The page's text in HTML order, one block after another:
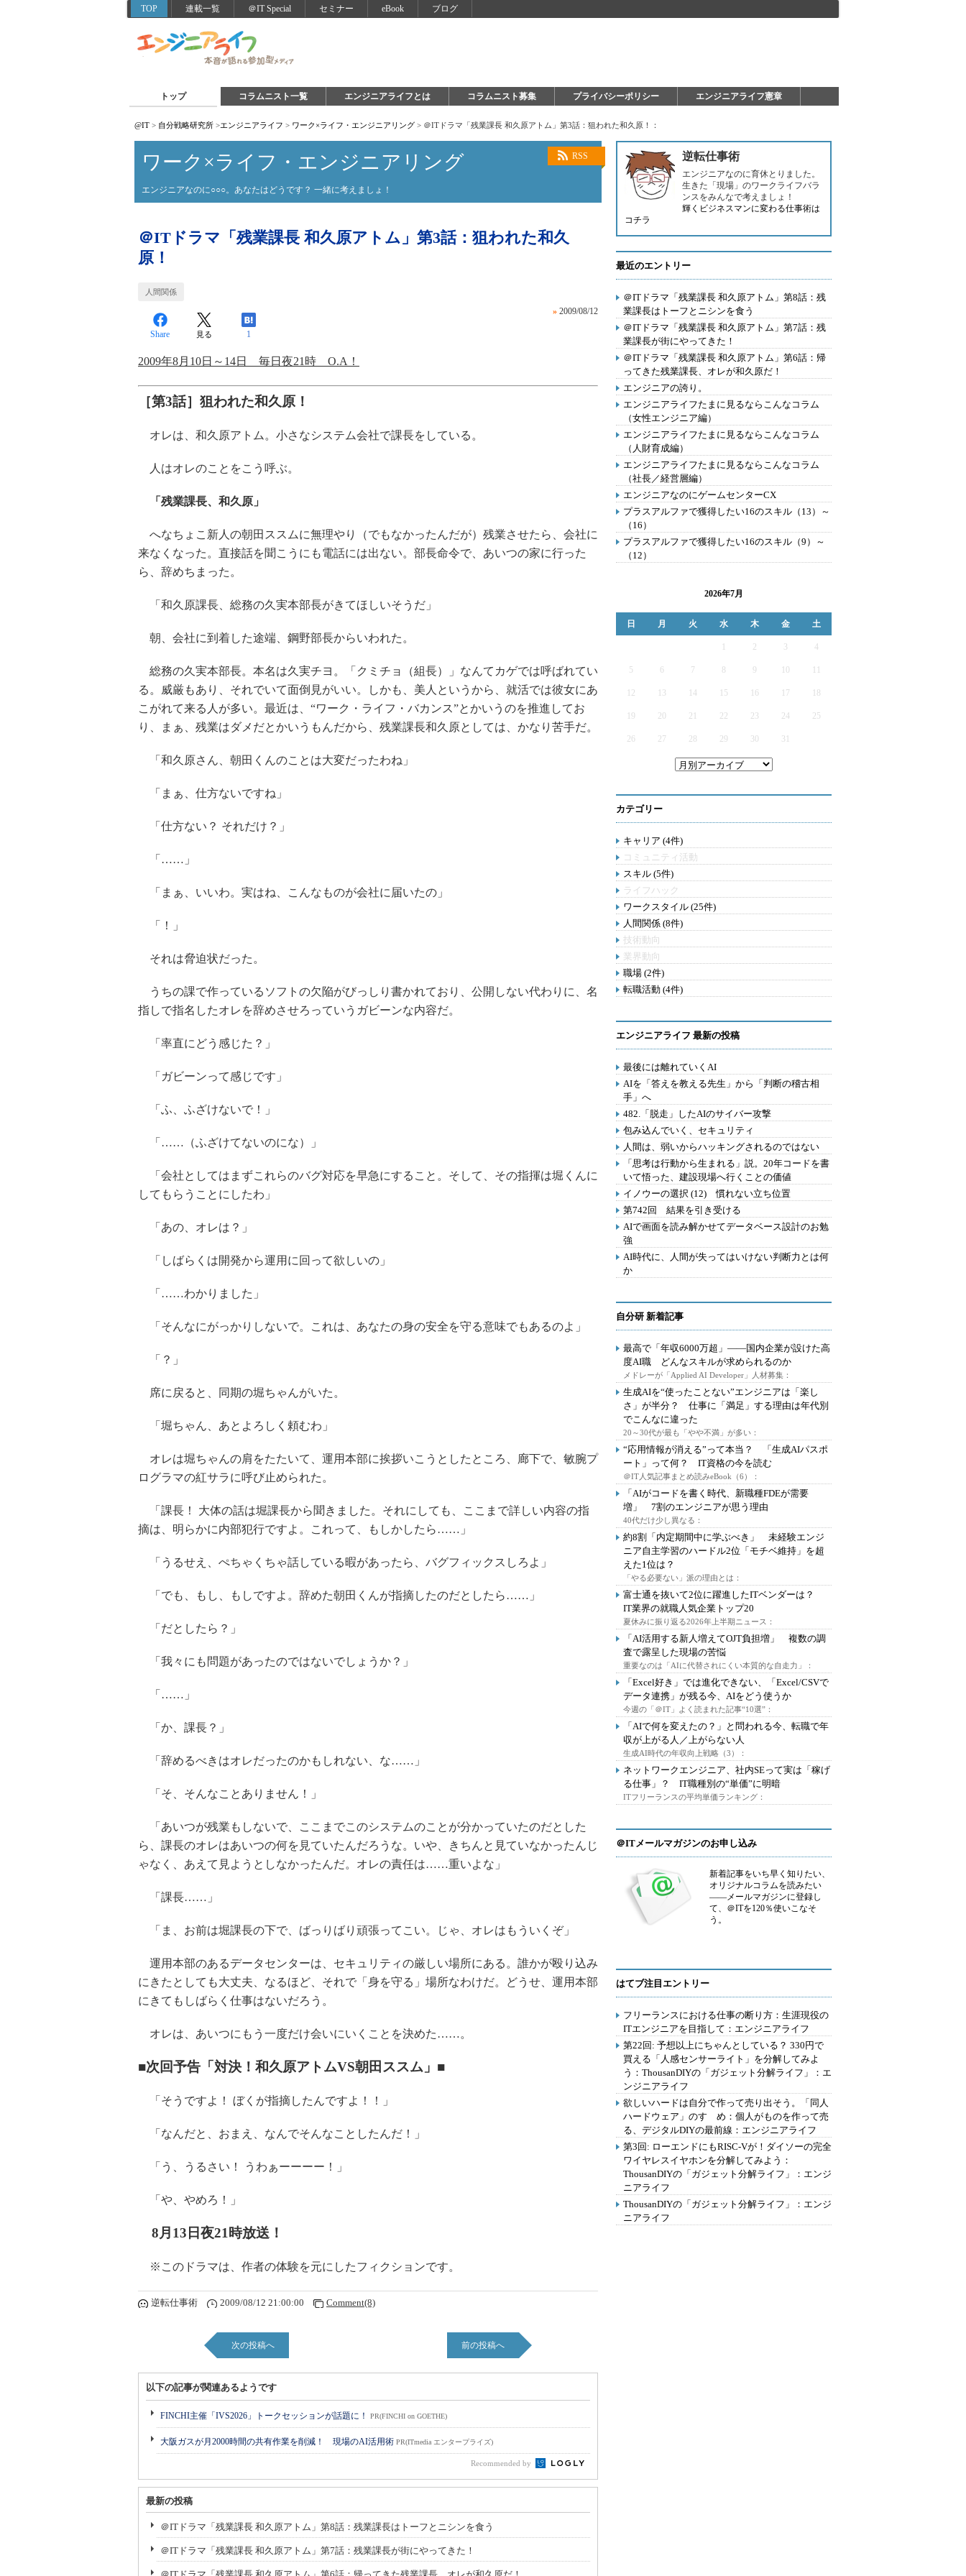
TOP 連載一覧 ＠IT Special セミナー eBook ブログ
トップ コラムニスト一覧 エンジニアライフとは コラムニスト募集 プライバシーポリシー エンジニアライフ憲章
@IT > 自分戦略研究所 >エンジニアライフ > ワーク×ライフ・エンジニアリング > ＠ITドラマ「残業課長 和久原アトム」第3話：狙われた和久原！：
RSS
ワーク×ライフ・エンジニアリング
エンジニアなのに○○○。あなたはどうです？ 一緒に考えましょ！
＠ITドラマ「残業課長 和久原アトム」第3話：狙われた和久
原！
人間関係
» 2009/08/12
Share 見る 1
2009年8月10日～14日 毎日夜21時 O.A！
［第3話］狙われた和久原！
オレは、和久原アトム。小さなシステム会社で課長をしている。
人はオレのことをこう呼ぶ。
「残業課長、和久原」
へなちょこ新人の朝田ススムに無理やり（でもなかったんだが）残業させたら、会社に
来なくなった。直接話を聞こうにも電話には出ない。部長命令で、あいつの家に行った
ら、辞めちまった。
「和久原課長、総務の久実本部長がきてほしいそうだ」
朝、会社に到着した途端、鋼野部長からいわれた。
総務の久実本部長。本名は久実チヨ。「クミチョ（組長）」なんてカゲでは呼ばれてい
る。威厳もあり、それでいて面倒見がいい。しかも、美人というから、就活では彼女にあ
こがれて来る人が多い。最近は、“ワーク・ライフ・バカンス”とかいうのを推進してお
り、まぁ、残業はダメだとかいうもんだから、残業課長和久原としては、かなり苦手だ。
「和久原さん、朝田くんのことは大変だったわね」
「まぁ、仕方ないですね」
「仕方ない？ それだけ？」
「……」
「まぁ、いいわ。実はね、こんなものが会社に届いたの」
「！」
それは脅迫状だった。
うちの課で作っているソフトの欠陥がびっしり書かれており、公開しない代わりに、名
指しで指名したオレを辞めさせろっていうガビーンな内容だ。
「率直にどう感じた？」
「ガビーンって感じです」
「ふ、ふざけないで！」
「……（ふざけてないのにな）」
「会社としてはまずこれらのバグ対応を早急にすること。そして、その指揮は堀くんに
してもらうことにしたわ」
「あの、オレは？」
「しばらくは開発から運用に回って欲しいの」
「……わかりました」
「そんなにがっかりしないで。これは、あなたの身の安全を守る意味でもあるのよ」
「？」
席に戻ると、同期の堀ちゃんがいた。
「堀ちゃん、あとよろしく頼むわ」
オレは堀ちゃんの肩をたたいて、運用本部に挨拶いこうとしたところ、廊下で、敏腕プ
ログラマの紅サラに呼び止められた。
「課長！ 大体の話は堀課長から聞きました。それにしても、ここまで詳しい内容の指
摘は、明らかに内部犯行ですよ。これって、もしかしたら……」
「うるせえ、ぺちゃくちゃ話している暇があったら、バグフィックスしろよ」
「でも、もし、もしですよ。辞めた朝田くんが指摘したのだとしたら……」
「だとしたら？」
「我々にも問題があったのではないでしょうか？」
「……」
「か、課長？」
「辞めるべきはオレだったのかもしれない、な……」
「そ、そんなことありません！」
「あいつが残業もしないで、ここまでこのシステムのことが分かっていたのだとした
ら、課長のオレはあいつの何を見ていたんだろうな。いや、きちんと見ていなかったんじ
ゃなく、あえて見ようとしなかったんだ。オレの責任は……重いよな」
「課長……」
「ま、お前は堀課長の下で、ばっりばり頑張ってこい。じゃ、オレはもういくぞ」
運用本部のあるデータセンターは、セキュリティの厳しい場所にある。誰かが殴り込み
にきたとしても大丈夫、なるほど、それで「身を守る」場所なわけだ。どうせ、運用本部
にきてもしばらく仕事はないだろう。
オレは、あいつにもう一度だけ会いにいくことを決めた……。
■次回予告「対決！和久原アトムVS朝田ススム 」■
「そうですよ！ ぼくが指摘したんですよ！！」
「なんだと、おまえ、なんでそんなことしたんだ！」
「う、うるさい！ うわぁーーーー！」
「や、やめろ！」
8月13日夜21時放送！
※このドラマは、作者の体験を元にしたフィクションです。
逆転仕事術 2009/08/12 21:00:00 Comment(8)
次の投稿へ 前の投稿へ
以下の記事が関連あるようです
FINCHI主催「IVS2026」トークセッションが話題に！ PR(FINCHI on GOETHE)
大阪ガスが月2000時間の共有作業を削減！ 現場のAI活用術 PR(ITmedia エンタープライズ)
Recommended by
最新の投稿
＠ITドラマ「残業課長 和久原アトム」第8話：残業課長はトーフとニシンを食う
＠ITドラマ「残業課長 和久原アトム」第7話：残業課長が街にやってきた！
逆転仕事術
エンジニアなのに育休とりました。
生きた「現場」のワークライフバラ
ンスをみんなで考えましょ！
輝くビジネスマンに変わる仕事術は
コチラ
最近のエントリー
＠ITドラマ「残業課長 和久原アトム」第8話：残
業課長はトーフとニシンを食う
＠ITドラマ「残業課長 和久原アトム」第7話：残
業課長が街にやってきた！
＠ITドラマ「残業課長 和久原アトム」第6話：帰
ってきた残業課長、オレが和久原だ！
エンジニアの誇り。
エンジニアライフたまに見るならこんなコラム
（女性エンジニア編）
エンジニアライフたまに見るならこんなコラム
（人財育成編）
エンジニアライフたまに見るならこんなコラム
（社長／経営層編）
エンジニアなのにゲームセンターCX
プラスアルファで獲得したい16のスキル（13）～
（16）
プラスアルファで獲得したい16のスキル（9）～
（12）
2026年7月
日 月 火 水 木 金 土
2 3 4
5 6 7 9
12 13 14 15 16 17
19 20 21 22 23 24 25
26 27 28 29 30 31
カテゴリー
キャリア (4件)
コミュニティ活動
スキル (5件)
ライフハック
ワークスタイル (25件)
人間関係 (8件)
技術動向
業界動向
職場 (2件)
転職活動 (4件)
エンジニアライフ 最新の投稿
最後には離れていくAI
AIを「答えを教える先生」から「判断の稽古相
手」へ
482.「脱走」したAIのサイバー攻撃
包み込んでいく、セキュリティ
人間は、弱いからハッキングされるのではない
「思考は行動から生まれる」説。20年コードを書
いて悟った、建設現場へ行くことの価値
イノウーの選択 (12) 慣れない立ち位置
第742回 結果を引き受ける
AIで画面を読み解かせてデータベース設計のお勉
強
AI時代に、人間が失ってはいけない判断力とは何
か
自分研 新着記事
最高で「年収6000万超」――国内企業が設けた高
度AI職 どんなスキルが求められるのか
メドレーが「Applied AI Developer」人材募集：
生成AIを“使ったことない”エンジニアは「楽し
さ」が半分？ 仕事に「満足」する理由は年代別
でこんなに違った
20～30代が最も「やや不満」が多い：
“応用情報が消える”って本当？ 「生成AIパスポ
ート」って何？ IT資格の今を読む
＠IT人気記事まとめ読みeBook（6）：
「AIがコードを書く時代、新職種FDEが需要
増」 7割のエンジニアが思う理由
40代だけ少し異なる：
約8割「内定期間中に学ぶべき」 未経験エンジ
ニア自主学習のハードル2位「モチベ維持」を超
えた1位は？
「やる必要ない」派の理由とは：
富士通を抜いて2位に躍進したITベンダーは？
IT業界の就職人気企業トップ20
夏休みに振り返る2026年上半期ニュース：
「AI活用する新人増えてOJT負担増」 複数の調
査で露呈した現場の苦悩
重要なのは「AIに代替されにくい本質的な自走力」：
「Excel好き」では進化できない、「Excel/CSVで
データ連携」が残る今、AIをどう使うか
今週の「＠IT」よく読まれた記事“10選”：
「AIで何を変えたの？」と問われる今、転職で年
収が上がる人／上がらない人
生成AI時代の年収向上戦略（3）：
ネットワークエンジニア、社内SEって実は「稼げ
る仕事」？ IT職種別の“単価”に明暗
ITフリーランスの平均単価ランキング：
＠ITメールマガジンのお申し込み
新着記事をいち早く知りたい、
オリジナルコラムを読みたい
――メールマガジンに登録し
て、＠ITを120％使いこなそ
う。
はてブ注目エントリー
フリーランスにおける仕事の断り方：生涯現役の
ITエンジニアを目指して：エンジニアライフ
第22回: 予想以上にちゃんとしている？ 330円で
買える「人感センサーライト」を分解してみよ
う：ThousanDIYの「ガジェット分解ライフ」：エ
ンジニアライフ
欲しいハードは自分で作って売り出そう。「同人
ハードウェア」のすゝめ：個人がものを作って売
る、デジタルDIYの最前線：エンジニアライフ
第3回: ローエンドにもRISC-Vが！ダイソーの完全
ワイヤレスイヤホンを分解してみよう：
ThousanDIYの「ガジェット分解ライフ」：エンジ
ニアライフ
ThousanDIYの「ガジェット分解ライフ」：エンジ
ニアライフ